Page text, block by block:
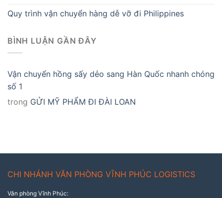
Quy trình vận chuyển hàng dễ vỡ đi Philippines
BÌNH LUẬN GẦN ĐÂY
Vận chuyển hồng sấy dẻo sang Hàn Quốc nhanh chóng
số 1
trong GỬI MỸ PHẨM ĐI ĐÀI LOAN
CHI NHÁNH VĂN PHÒNG VĨNH PHÚC LOGISTICS
Văn phòng Vĩnh Phúc: